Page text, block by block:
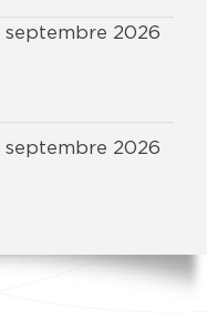
septembre 2026
septembre 2026